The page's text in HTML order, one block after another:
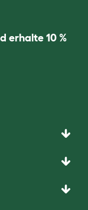
erhalte 10 %